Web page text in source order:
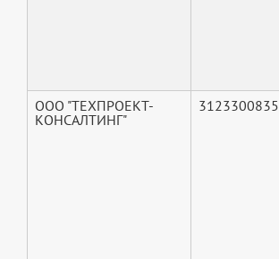
ООО "ТЕХПРОЕКТ-
КОНСАЛТИНГ"
3123300835